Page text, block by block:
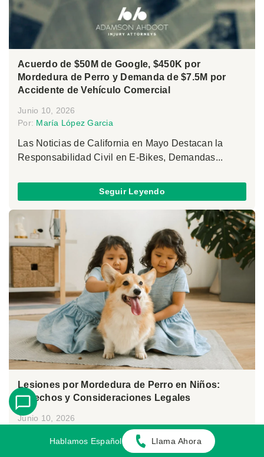
Acuerdo de $50M de Google, $450K por
Mordedura de Perro y Demanda de $7.5M por
Accidente de Vehículo Comercial
Junio 10, 2026
Por: María López Garcia
Las Noticias de California en Mayo Destacan la
Responsabilidad Civil en E-Bikes, Demandas...
Seguir Leyendo
Lesiones por Mordedura de Perro en Niños:
Derechos y Consideraciones Legales
Junio 10, 2026
Las mordeduras de perro que afectan a niños se
Hablamos Español Llama Ahora